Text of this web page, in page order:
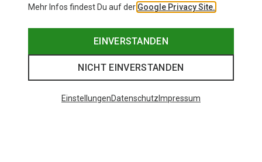
Mehr Infos findest Du auf der Google Privacy Site.
EINVERSTANDEN
NICHT EINVERSTANDEN
EinstellungenDatenschutz Impressum